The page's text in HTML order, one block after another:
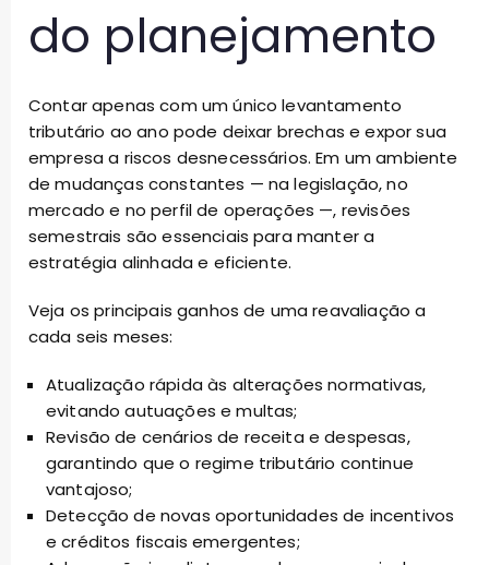
do planejamento
Contar apenas com um único levantamento
tributário ao ano pode deixar brechas e expor sua
empresa a riscos desnecessários. Em um ambiente
de mudanças constantes — na legislação, no
mercado e no perfil de operações —, revisões
semestrais são essenciais para manter a
estratégia alinhada e eficiente.
Veja os principais ganhos de uma reavaliação a
cada seis meses:
Atualização rápida às alterações normativas,
evitando autuações e multas;
Revisão de cenários de receita e despesas,
garantindo que o regime tributário continue
vantajoso;
Detecção de novas oportunidades de incentivos
e créditos fiscais emergentes;